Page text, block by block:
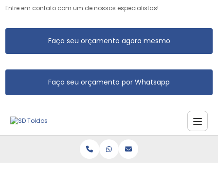
Entre em contato com um de nossos especialistas!
Faça seu orçamento agora mesmo
Faça seu orçamento por Whatsapp